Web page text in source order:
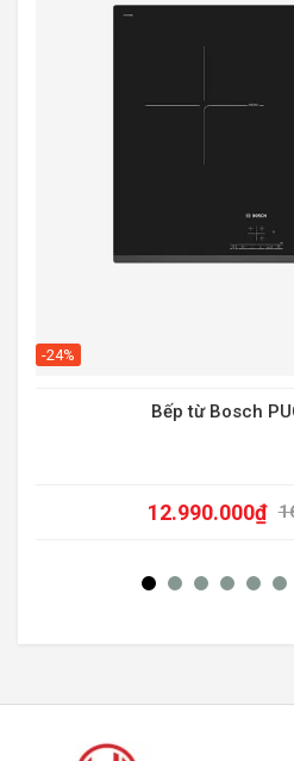
-24%
Bếp từ Bosch
12.990.000₫